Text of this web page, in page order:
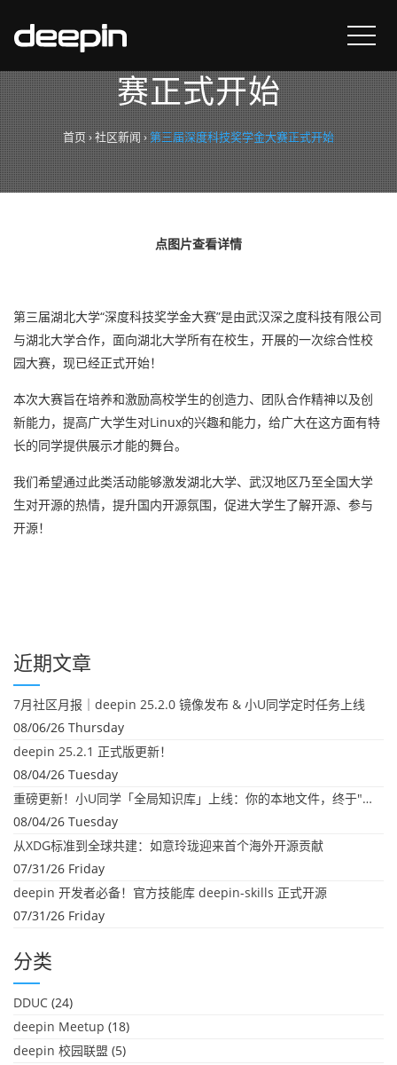
第三届深度科技奖学金大
赛正式开始
首页›社区新闻› 第三届深度科技奖学金大赛正式开始
点图片查看详情
第三届湖北大学“深度科技奖学金大赛”是由武汉深之度科技有限公司
与湖北大学合作，面向湖北大学所有在校生，开展的一次综合性校
园大赛，现已经正式开始！
本次大赛旨在培养和激励高校学生的创造力、团队合作精神以及创
新能力，提高广大学生对Linux的兴趣和能力，给广大在这方面有特
长的同学提供展示才能的舞台。
我们希望通过此类活动能够激发湖北大学、武汉地区乃至全国大学
生对开源的热情，提升国内开源氛围，促进大学生了解开源、参与
开源！
近期文章
7月社区月报｜deepin 25.2.0 镜像发布 & 小U同学定时任务上线
08/06/26 Thursday
deepin 25.2.1 正式版更新！
08/04/26 Tuesday
重磅更新！小U同学「全局知识库」上线：你的本地文件，终于"活"起来了
08/04/26 Tuesday
从XDG标准到全球共建：如意玲珑迎来首个海外开源贡献
07/31/26 Friday
deepin 开发者必备！官方技能库 deepin-skills 正式开源
07/31/26 Friday
分类
DDUC (24)
deepin Meetup (18)
deepin 校园联盟 (5)